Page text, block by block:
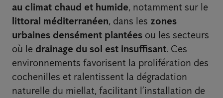
au climat chaud et humide, notamment sur le
littoral méditerranéen, dans les zones
urbaines densément plantées ou les secteurs
où le drainage du sol est insuffisant. Ces
environnements favorisent la prolifération des
cochenilles et ralentissent la dégradation
naturelle du miellat, facilitant l’installation de